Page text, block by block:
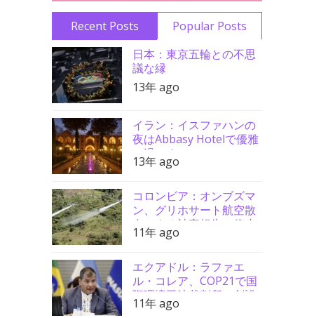
Recent Posts
Popular Posts
日本：東京五輪との不思
議な縁
13年 ago
イラン：イスファハンの
夜はAbbasy Hotelで優雅
に過ごす
13年 ago
コロンビア：オンブズマ
ン、グリホサート航空散
布による被害報告と停止
要請支持
11年 ago
エクアドル：ラファエ
ル・コレア、COP21で国
際環境司法裁判所の創設
を要請
11年 ago